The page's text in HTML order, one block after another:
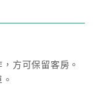
方可保留客房。